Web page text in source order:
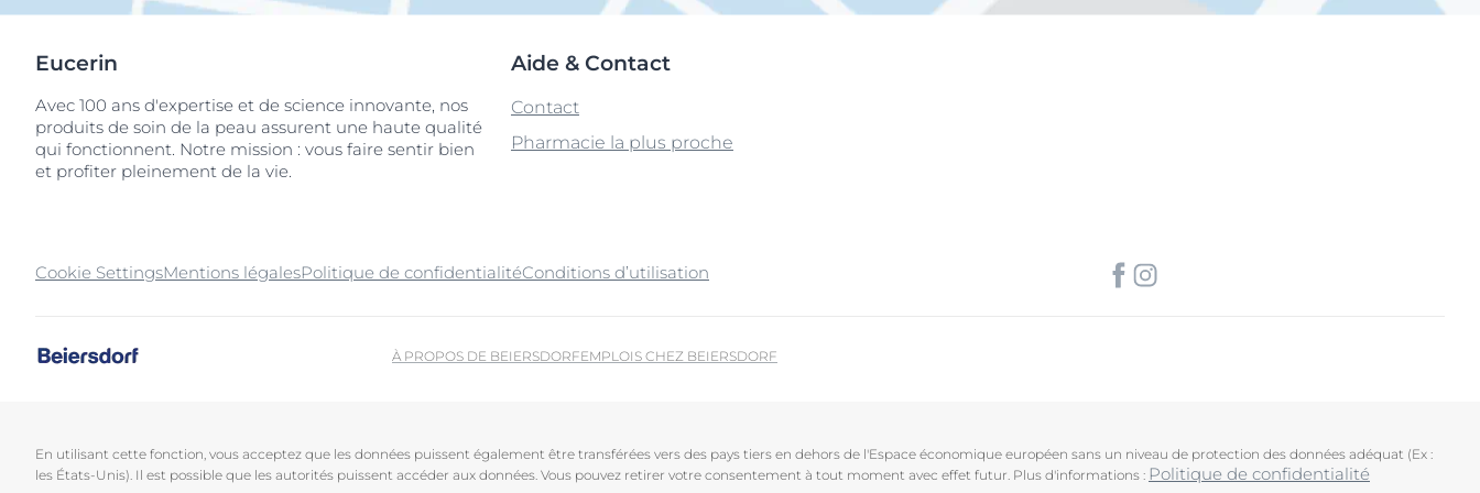
Eucerin
Avec 100 ans d'expertise et de science innovante, nos
produits de soin de la peau assurent une haute qualité
qui fonctionnent. Notre mission : vous faire sentir bien
et profiter pleinement de la vie.
Aide & Contact
Contact
Pharmacie la plus proche
Cookie SettingsMentions légalesPolitique de confidentialitéConditions d’utilisation
À PROPOS DE BEIERSDORFEMPLOIS CHEZ BEIERSDORF
En utilisant cette fonction, vous acceptez que les données puissent également être transférées vers des pays tiers en dehors de l'Espace économique européen sans un niveau de protection des données adéquat (Ex :
les États-Unis). Il est possible que les autorités puissent accéder aux données. Vous pouvez retirer votre consentement à tout moment avec effet futur. Plus d'informations : Politique de confidentialité